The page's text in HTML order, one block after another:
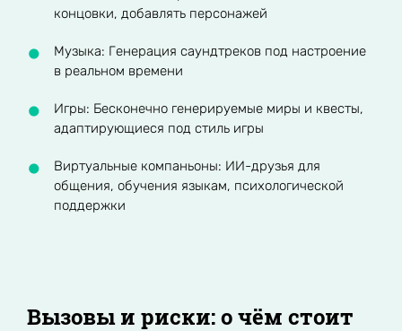
концовки, добавлять персонажей
Музыка: Генерация саундтреков под настроение
в реальном времени
Игры: Бесконечно генерируемые миры и квесты,
адаптирующиеся под стиль игры
Виртуальные компаньоны: ИИ-друзья для
общения, обучения языкам, психологической
поддержки
Вызовы и риски: о чём стоит